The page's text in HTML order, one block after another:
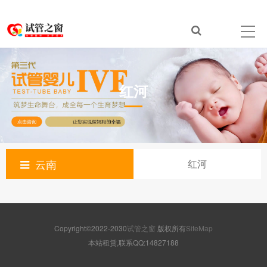
红河
云南 红河
Copyright©2022-2030试管之窗 版权所有SiteMap
本站租赁,联系QQ:14827188